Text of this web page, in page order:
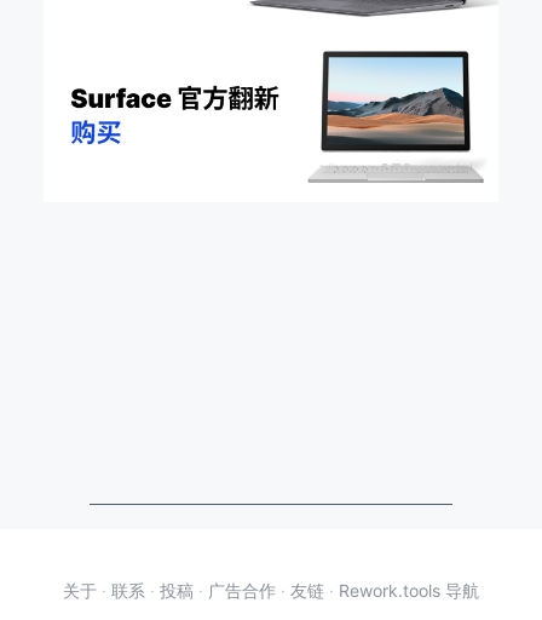
关于 · 联系 · 投稿 · 广告合作 · 友链 · Rework.tools 导航